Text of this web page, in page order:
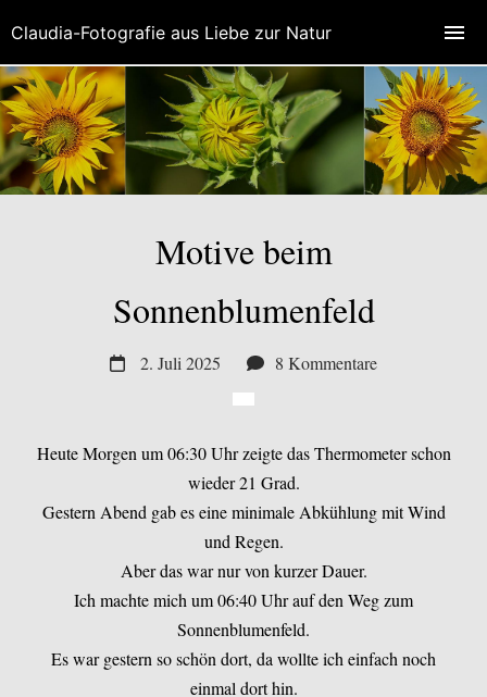
Motive beim
Sonnenblumenfeld
2. Juli 2025 8 Kommentare
Heute Morgen um 06:30 Uhr zeigte das Thermometer schon
wieder 21 Grad.
Gestern Abend gab es eine minimale Abkühlung mit Wind
und Regen.
Aber das war nur von kurzer Dauer.
Ich machte mich um 06:40 Uhr auf den Weg zum
Sonnenblumenfeld.
Es war gestern so schön dort, da wollte ich einfach noch
einmal dort hin.
Claudia-Fotografie aus Liebe zur Natur